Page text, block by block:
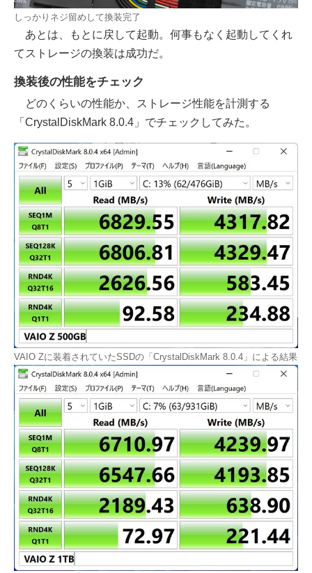
しっかりネジ留めして換装完了
あとは、もとに戻して起動。何事もなく起動してくれ
てストレージの換装は成功だ。
換装後の性能をチェック
どのくらいの性能か、ストレージ性能を計測する
「CrystalDiskMark 8.0.4」でチェックしてみた。
VAIO Zに装着されていたSSDの「CrystalDiskMark 8.0.4」による結果